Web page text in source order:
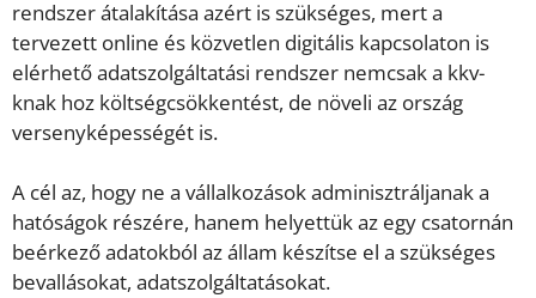
rendszer átalakítása azért is szükséges, mert a
tervezett online és közvetlen digitális kapcsolaton is
elérhető adatszolgáltatási rendszer nemcsak a kkv-
knak hoz költségcsökkentést, de növeli az ország
versenyképességét is.
A cél az, hogy ne a vállalkozások adminisztráljanak a
hatóságok részére, hanem helyettük az egy csatornán
beérkező adatokból az állam készítse el a szükséges
bevallásokat, adatszolgáltatásokat.